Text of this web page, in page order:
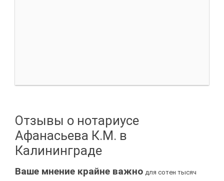
Отзывы о нотариусе
Афанасьева К.М. в
Калининграде
Ваше мнение крайне важно для сотен тысяч